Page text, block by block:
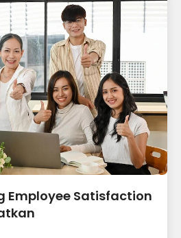
Employee Satisfaction